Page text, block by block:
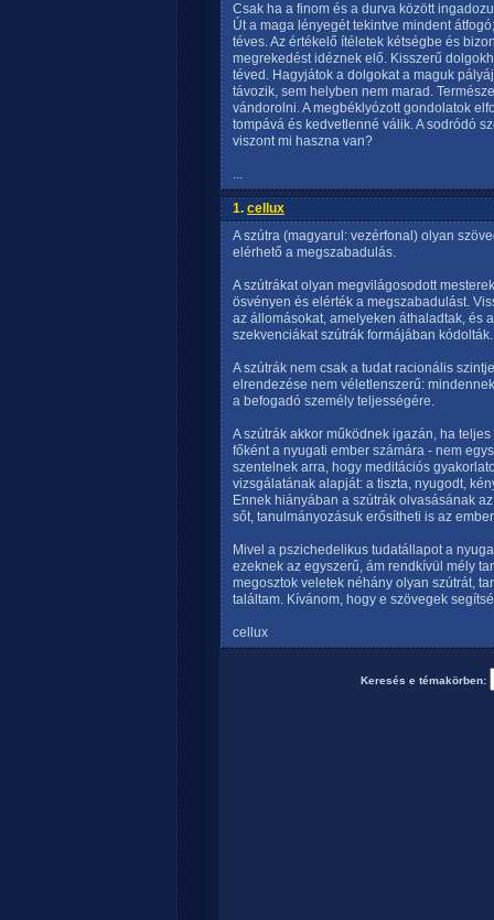
Csak ha a finom és a durva között
Út a maga lényegét tekintve mindent
téves. Az értékelő ítéletek kétségbe és
megrekedést idéznek elő. Kisszerű
téved. Hagyjátok a dolgokat a maguk
távozik, sem helyben nem marad.
vándorolni. A megbéklyózott gondolatok
tompává és kedvetlenné válik. A sodródó
viszont mi haszna van?
...
1. cellux
A szútra (magyarul: vezérfonal) olyan
elérhető a megszabadulás.
A szútrákat olyan megvilágosodott
ösvényen és elérték a megszabadulást.
az állomásokat, amelyeken áthaladtak, és
szekvenciákat szútrák formájában kódolták.
A szútrák nem csak a tudat racionális
elrendezése nem véletlenszerű:
a befogadó személy teljességére.
A szútrák akkor működnek igazán, ha
főként a nyugati ember számára - nem
szentelnek arra, hogy meditációs
vizsgálatának alapját: a tiszta, nyugodt,
Ennek hiányában a szútrák olvasásának
sőt, tanulmányozásuk erősítheti is az
Mivel a pszichedelikus tudatállapot a
ezeknek az egyszerű, ám rendkívül mély
megosztok veletek néhány olyan szútrát,
találtam. Kívánom, hogy e szövegek
cellux
Keresés e témakörben: